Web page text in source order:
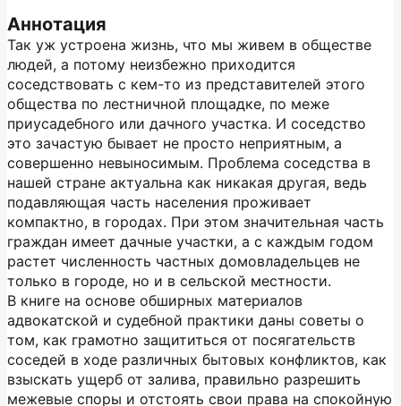
Аннотация
Так уж устроена жизнь, что мы живем в обществе
людей, а потому неизбежно приходится
соседствовать с кем-то из представителей этого
общества по лестничной площадке, по меже
приусадебного или дачного участка. И соседство
это зачастую бывает не просто неприятным, а
совершенно невыносимым. Проблема соседства в
нашей стране актуальна как никакая другая, ведь
подавляющая часть населения проживает
компактно, в городах. При этом значительная часть
граждан имеет дачные участки, а с каждым годом
растет численность частных домовладельцев не
только в городе, но и в сельской местности.
В книге на основе обширных материалов
адвокатской и судебной практики даны советы о
том, как грамотно защититься от посягательств
соседей в ходе различных бытовых конфликтов, как
взыскать ущерб от залива, правильно разрешить
межевые споры и отстоять свои права на спокойную